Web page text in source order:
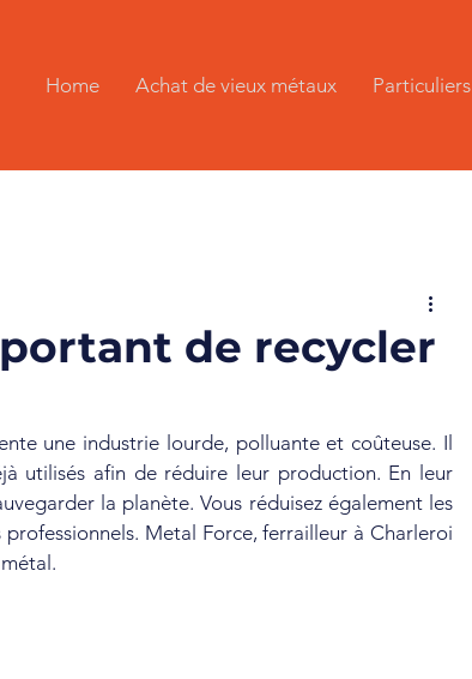
Home Achat de vieux métaux Particuliers
de recycler
une industrie lourde, polluante et coûteuse. Il
utilisés afin de réduire leur production. En leur
la planète. Vous réduisez également les
Metal Force, ferrailleur à Charleroi